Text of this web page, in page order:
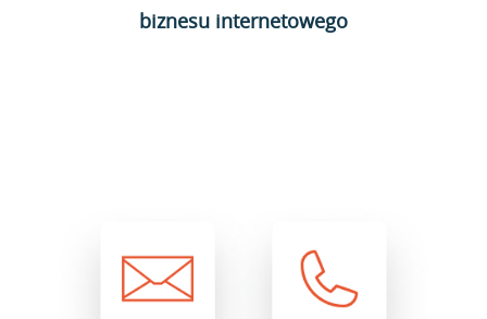
biznesu internetowego